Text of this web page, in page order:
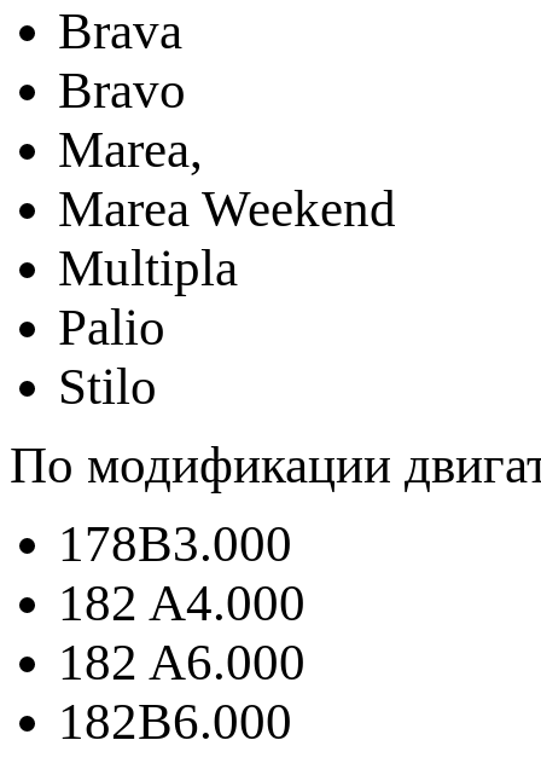
Brava
Bravo
Marea,
Marea Weekend
Multipla
Palio
Stilo
По модификации
178B3.000
182 A4.000
182 A6.000
182B6.000